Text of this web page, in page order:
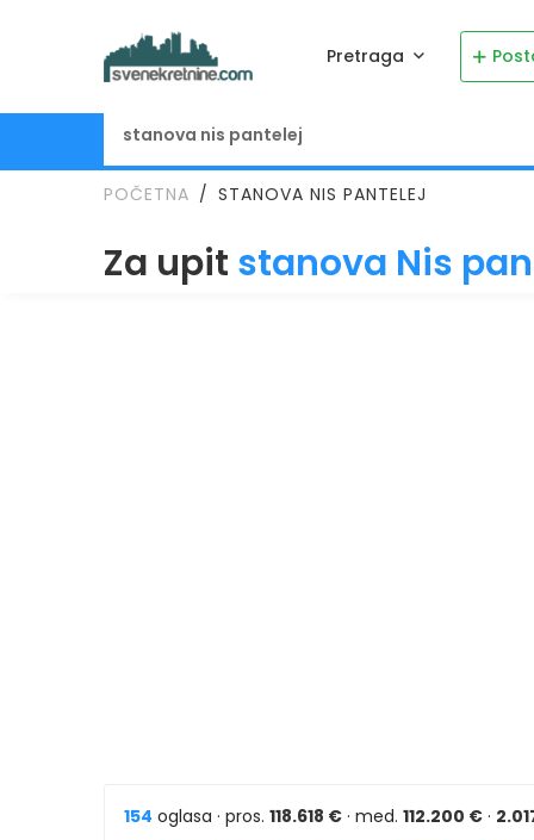
Pretraga
POČETNA STANOVA NIS PANTELEJ
Za upit stanova Nis
154 oglasa · pros. 118.618 € · med. 112.200 € ·